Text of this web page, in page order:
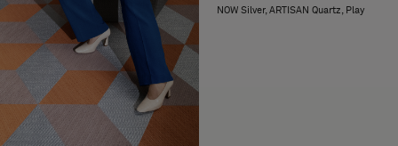
NOW Silver, ARTISAN Quartz, Play